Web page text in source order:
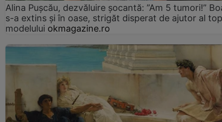
Alina Pușcău, dezvăluire șocantă: ”Am 5 tumori!”
s-a extins și în oase, strigăt disperat de ajutor al
modelului okmagazine.ro